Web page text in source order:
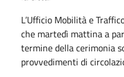
L’Ufficio Mobilità e
che martedì mattina a
termine della cerimonia
provvedimenti di